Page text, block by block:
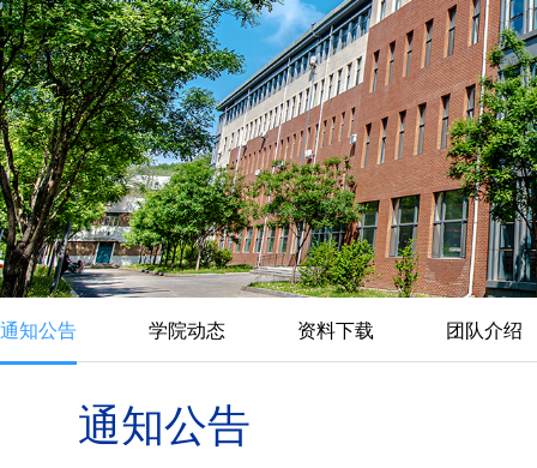
通知公告 学院动态 资料下载 团队介绍
通知公告